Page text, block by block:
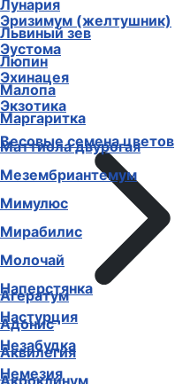
Эризимум (желтушник)
Эустома
Эхинацея
Экзотика
Весовые семена цветов
Агератум
Адонис
Аквилегия
Акроклинум
Лунария
Львиный зев
Люпин
Малопа
Маргаритка
Маттиола двурогая
Мезембриантемум
Мимулюс
Мирабилис
Молочай
Наперстянка
Настурция
Незабудка
Немезия